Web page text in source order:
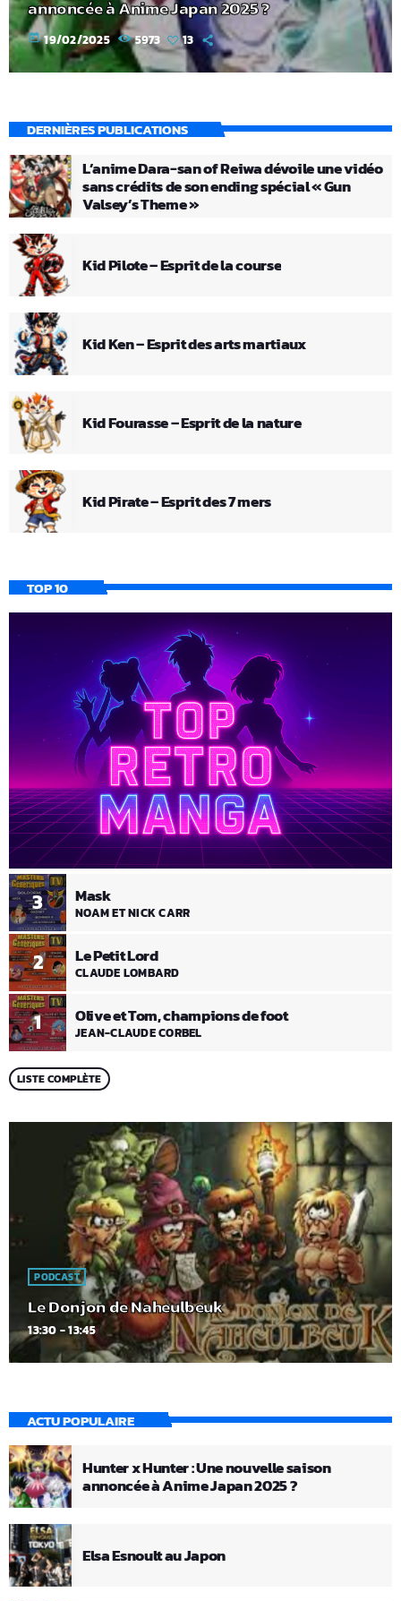
annoncée à Anime Japan 2025 ?
today 19/02/2025 5973 13
DERNIÈRES PUBLICATIONS
L’anime Dara-san of Reiwa dévoile une vidéo
sans crédits de son ending spécial « Gun
Valsey’s Theme »
Kid Pilote – Esprit de la course
Kid Ken – Esprit des arts martiaux
Kid Fourasse – Esprit de la nature
Kid Pirate – Esprit des 7 mers
TOP 10
1 Olive et Tom, champions de foot
JEAN-CLAUDE CORBEL
2 Le Petit Lord
CLAUDE LOMBARD
3 Mask
NOAM ET NICK CARR
LISTE COMPLÈTE
PODCAST
Le Donjon de Naheulbeuk
13:30 - 13:45
ACTU POPULAIRE
Hunter x Hunter : Une nouvelle saison
annoncée à Anime Japan 2025 ?
Elsa Esnoult au Japon